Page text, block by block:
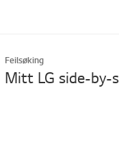
Feilsøking
Mitt LG side-by-